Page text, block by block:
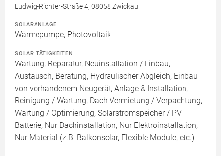
Ludwig-Richter-Straße 4, 08058 Zwickau
SOLARANLAGE
Wärmepumpe, Photovoltaik
SOLAR TÄTIGKEITEN
Wartung, Reparatur, Neuinstallation / Einbau,
Austausch, Beratung, Hydraulischer Abgleich, Einbau
von vorhandenem Neugerät, Anlage & Installation,
Reinigung / Wartung, Dach Vermietung / Verpachtung,
Wartung / Optimierung, Solarstromspeicher / PV
Batterie, Nur Dachinstallation, Nur Elektroinstallation,
Nur Material (z.B. Balkonsolar, Flexible Module, etc.)